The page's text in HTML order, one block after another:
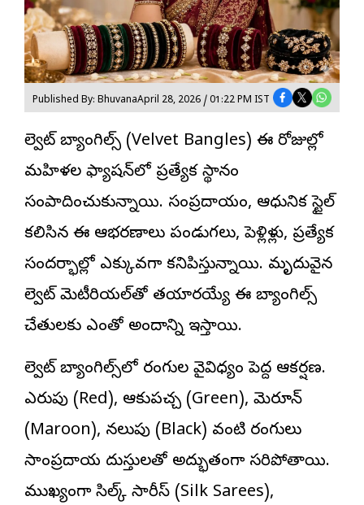
Published By: BhuvanaApril 28, 2026 / 01:22 PM IST
వెల్వెట్ బ్యాంగిల్స్ (Velvet Bangles) ఈ రోజుల్లో
మహిళల ఫ్యాషన్‌లో ప్రత్యేక స్థానం
సంపాదించుకున్నాయి. సంప్రదాయం, ఆధునిక స్టైల్
కలిసిన ఈ ఆభరణాలు పండుగలు, పెళ్లిళ్లు, ప్రత్యేక
సందర్భాల్లో ఎక్కువగా కనిపిస్తున్నాయి. మృదువైన
వెల్వెట్ మెటీరియల్‌తో తయారయ్యే ఈ బ్యాంగిల్స్
చేతులకు ఎంతో అందాన్ని ఇస్తాయి.
వెల్వెట్ బ్యాంగిల్స్‌లో రంగుల వైవిధ్యం పెద్ద ఆకర్షణ.
ఎరుపు (Red), ఆకుపచ్చ (Green), మెరూన్
(Maroon), నలుపు (Black) వంటి రంగులు
సాంప్రదాయ దుస్తులతో అద్భుతంగా సరిపోతాయి.
ముఖ్యంగా సిల్క్ సారీస్ (Silk Sarees),